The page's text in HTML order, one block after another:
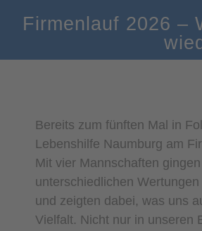
Firmenlauf 2026 –
Bereits zum fünften Mal in
Lebenshilfe Naumburg am
Mit vier Mannschaften
unterschiedlichen
und zeigten dabei, was uns
Vielfalt. Nicht nur in unseren